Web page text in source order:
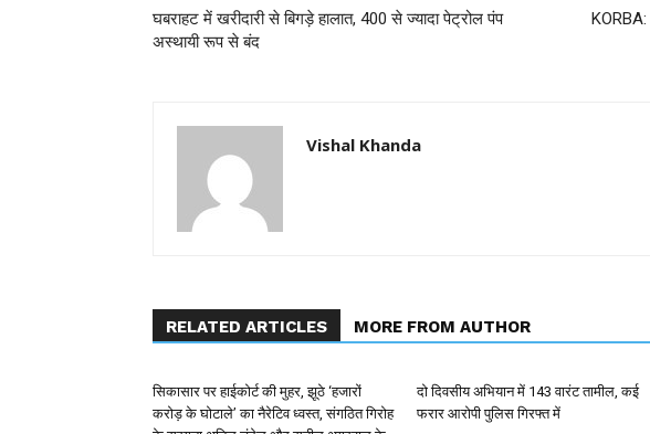
घबराहट में खरीदारी से बिगड़े हालात, 400 से ज्यादा पेट्रोल पंप
अस्थायी रूप से बंद
Vishal Khanda
RELATED ARTICLES MORE FROM AUTHOR
सिकासार पर हाईकोर्ट की मुहर, झूठे ‘हजारों
करोड़ के घोटाले’ का नैरेटिव ध्वस्त, संगठित गिरोह
दो दिवसीय अभियान में 143 वारंट तामील, कई
फरार आरोपी पुलिस गिरफ्त में